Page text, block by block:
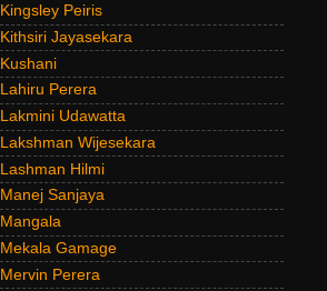
Kingsley Peiris
Kithsiri Jayasekara
Kushani
Lahiru Perera
Lakmini Udawatta
Lakshman Wijesekara
Lashman Hilmi
Manej Sanjaya
Mangala
Mekala Gamage
Mervin Perera